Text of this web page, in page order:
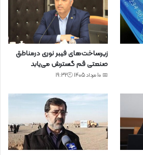
زیرساخت‌های فیبر نوری درمناطق
صنعتی قم گسترش می‌یابد
📅 10 مرداد 1405 🕙19:32